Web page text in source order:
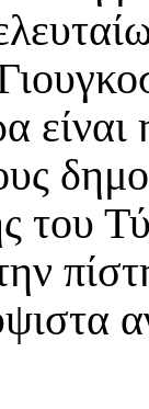
είναι
του